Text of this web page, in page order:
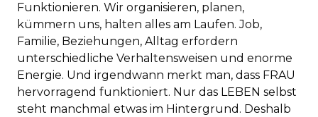
Funktionieren. Wir organisieren, planen,
kümmern uns, halten alles am Laufen. Job,
Familie, Beziehungen, Alltag erfordern
unterschiedliche Verhaltensweisen und enorme
Energie. Und irgendwann merkt man, dass FRAU
hervorragend funktioniert. Nur das LEBEN selbst
steht manchmal etwas im Hintergrund. Deshalb